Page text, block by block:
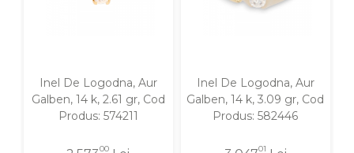
Inel De Logodna, Aur
Galben, 14 k, 2.61 gr, Cod
Produs: 574211
00
Inel De Logodna, Aur
Galben, 14 k, 3.09 gr, Cod
Produs: 582446
01